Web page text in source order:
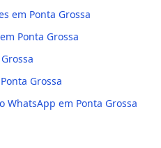
em Ponta Grossa
Ponta Grossa
Grossa
em Ponta Grossa